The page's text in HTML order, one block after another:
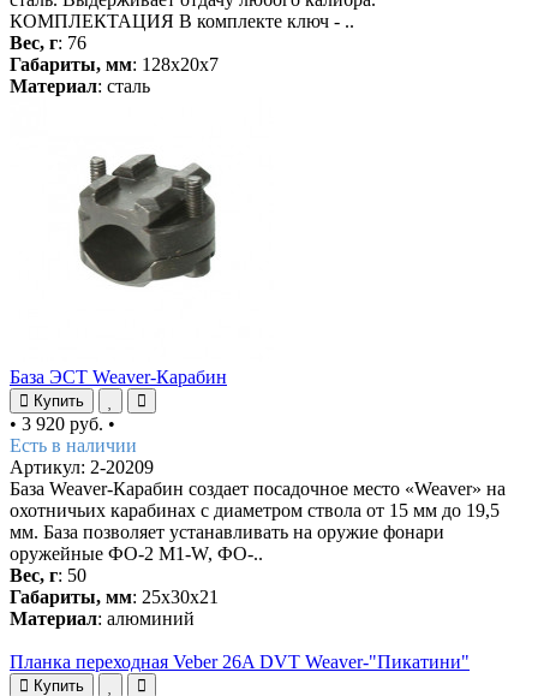
КОМПЛЕКТАЦИЯ В комплекте ключ - ..
Вес, г: 76
Габариты, мм: 128x20x7
Материал: сталь
База ЭСТ Weaver-Карабин
Купить
• 3 920 руб. •
Есть в наличии
Артикул: 2-20209
База Weaver-Карабин создает посадочное место «Weaver» на
охотничьих карабинах с диаметром ствола от 15 мм до 19,5
мм. База позволяет устанавливать на оружие фонари
оружейные ФО-2 М1-W, ФО-..
Вес, г: 50
Габариты, мм: 25х30х21
Материал: алюминий
Планка переходная Veber 26A DVT Weaver-"Пикатини"
Купить